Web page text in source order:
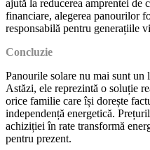
ajută la reducerea amprentei
financiare, alegerea panourilor
responsabilă pentru generațiile
Concluzie
Panourile solare nu mai sunt
Astăzi, ele reprezintă o soluție
orice familie care își dorește
independență energetică.
achiziției în rate transformă
pentru prezent.